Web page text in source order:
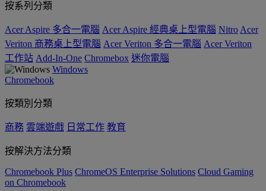
按系列分類
Acer Aspire 多合一電腦 Acer Aspire 經典桌上型電腦 Nitro Acer
Veriton 商務桌上型電腦 Acer Veriton 多合一電腦 Acer Veriton
工作站 Add-In-One Chromebox 迷你電腦
Windows
Chromebook
按類別分類
商務 雲端遊戲 日常工作 教育
按解決方法分類
Chromebook Plus ChromeOS Enterprise Solutions Cloud Gaming
on Chromebook